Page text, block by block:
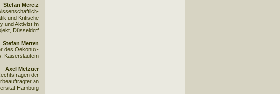
Stefan Meretz
und Kritische
und Aktivist im
Düsseldorf
Stefan Merten
des Oekonux-
Kaiserslautern
Axel Metzger
der
an
Hamburg